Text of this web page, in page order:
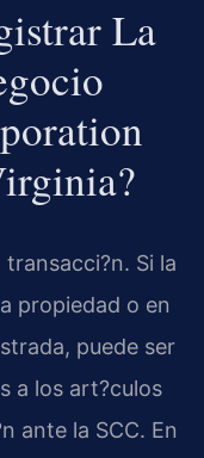
La
Si la
propiedad o en
puede ser
a los art?culos
ante la SCC. En